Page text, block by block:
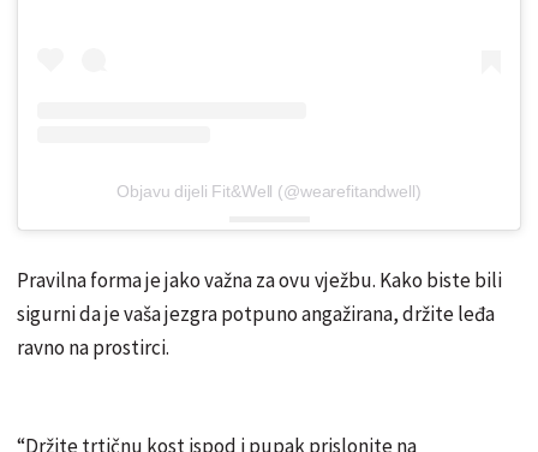
Objavu dijeli Fit&Well (@wearefitandwell)
Pravilna forma je jako važna za ovu vježbu. Kako biste bili
sigurni da je vaša jezgra potpuno angažirana, držite leđa
ravno na prostirci.
“Držite trtičnu kost ispod i pupak prislonite na